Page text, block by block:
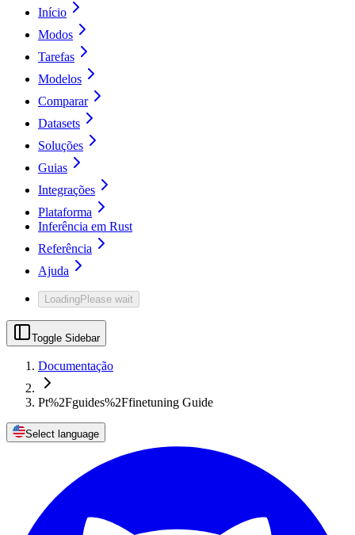
Início
Modos
Tarefas
Modelos
Comparar
Datasets
Soluções
Guias
Integrações
Plataforma
Inferência em Rust
Referência
Ajuda
LoadingPlease wait
Toggle Sidebar
Documentação
Pt%2Fguides%2Ffinetuning Guide
Select language